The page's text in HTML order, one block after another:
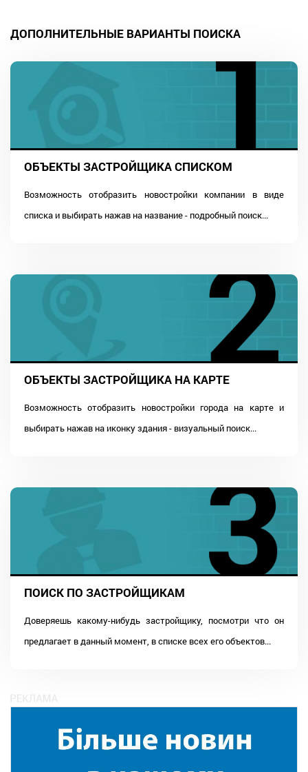
ДОПОЛНИТЕЛЬНЫЕ ВАРИАНТЫ ПОИСКА
ОБЪЕКТЫ ЗАСТРОЙЩИКА СПИСКОМ
Возможность отобразить новостройки компании в виде
списка и выбирать нажав на название - подробный поиск...
ОБЪЕКТЫ ЗАСТРОЙЩИКА НА КАРТЕ
Возможность отобразить новостройки города на карте и
выбирать нажав на иконку здания - визуальный поиск...
ПОИСК ПО ЗАСТРОЙЩИКАМ
Доверяешь какому-нибудь застройщику, посмотри что он
предлагает в данный момент, в списке всех его объектов...